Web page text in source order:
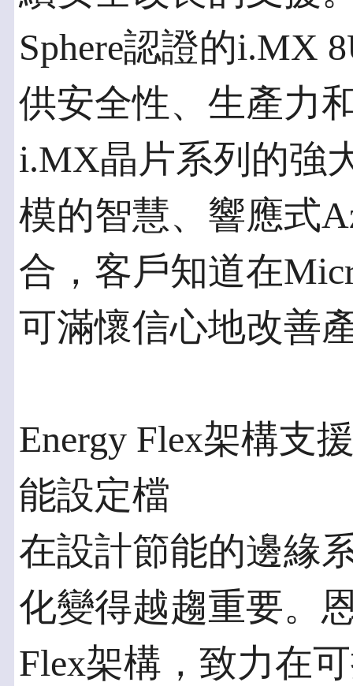
Sphere認證的i.MX
供安全性、生產力
i.MX晶片系列的強
模的智慧、響應式
合，客戶知道在
可滿懷信心地改善
Energy Flex架構支
能設定檔
在設計節能的邊緣
化變得越趨重要。
Flex架構，致力在